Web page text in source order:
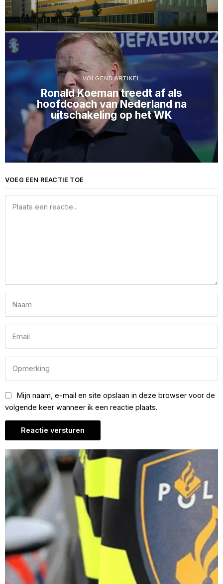
VOLGEND ARTIKEL
Ronald Koeman treedt af als
hoofdcoach van Nederland na
uitschakeling op het WK
VOEG EEN REACTIE TOE
Mijn naam, e-mail en site opslaan in deze browser voor de
volgende keer wanneer ik een reactie plaats.